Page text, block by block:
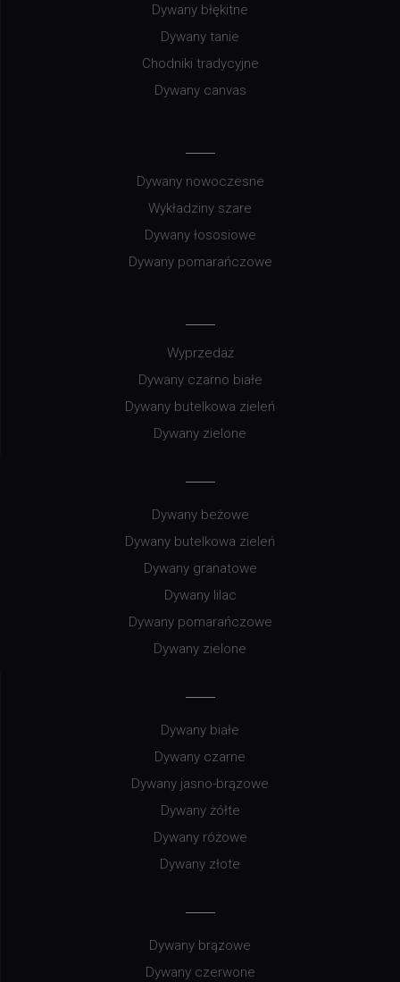
Dywany błękitne
Dywany tanie
Chodniki tradycyjne
Dywany canvas
Dywany nowoczesne
Wykładziny szare
Dywany łososiowe
Dywany pomarańczowe
Wyprzedaż
Dywany czarno białe
Dywany butelkowa zieleń
Dywany zielone
Dywany beżowe
Dywany butelkowa zieleń
Dywany granatowe
Dywany lilac
Dywany pomarańczowe
Dywany zielone
Dywany białe
Dywany czarne
Dywany jasno-brązowe
Dywany żółte
Dywany różowe
Dywany złote
Dywany brązowe
Dywany czerwone